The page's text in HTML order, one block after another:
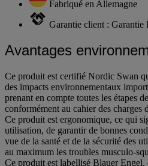
Fabriqué en Allemagne
Garantie client : Garantie
Avantages
Ce produit est certifié Nordic Swan
des impacts environnementaux
prenant en compte toutes les étapes
conformément au cahier des charges
Ce produit est ergonomique, ce qui
utilisation, de garantir de bonnes
vue de la santé et de la sécurité des
au maximum les troubles musculo-
Ce produit est labellisé Blauer